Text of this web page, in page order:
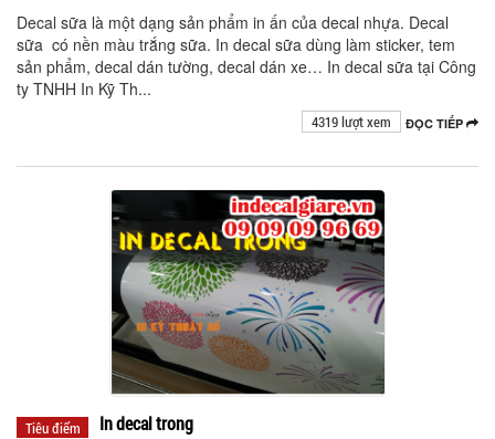
Decal sữa là một dạng sản phẩm in ấn của decal nhựa. Decal
sữa có nền màu trắng sữa. In decal sữa dùng làm sticker, tem
sản phẩm, decal dán tường, decal dán xe… In decal sữa tại Công
ty TNHH In Kỹ Th...
ĐỌC TIẾP
4319 lượt xem
Tiêu điểm In decal trong